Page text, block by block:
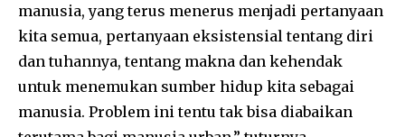
manusia, yang terus menerus menjadi pertanyaan
kita semua, pertanyaan eksistensial tentang diri
dan tuhannya, tentang makna dan kehendak
untuk menemukan sumber hidup kita sebagai
manusia. Problem ini tentu tak bisa diabaikan